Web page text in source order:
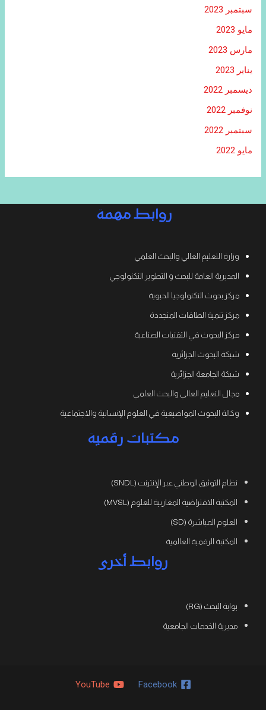
سبتمبر 2023
مايو 2023
مارس 2023
يناير 2023
ديسمبر 2022
نوفمبر 2022
سبتمبر 2022
مايو 2022
روابط مهمة
وزارة التعليم العالي والبحث العلمي
المديرية العامة للبحث و التطوير التكنولوجي
مركز بحوث التكنولوجيا الحيوية
مركز تنمية الطاقات المتجددة
مركز البحوث في التقنيات الصناعية
شبكة البحوث الجزائرية
شبكة الجامعة الجزائرية
مجال التعليم العالي والبحث العلمي
وكالة البحوث المواضيعية في العلوم الإنسانية والاجتماعية
مكتبات رقمية
نظام التوثيق الوطني عبر الإنترنت (SNDL)
المكتبة الافتراضية المغاربية للعلوم (MVSL)
العلوم المباشرة (SD)
المكتبة الرقمية العالمية
روابط أخرى
بوابة البحث (RG)
مديرية الخدمات الجامعية
Facebook
YouTube